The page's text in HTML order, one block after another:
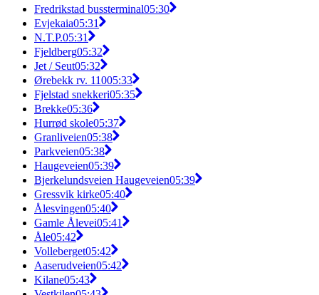
Fredrikstad bussterminal05:30
Evjekaia05:31
N.T.P.05:31
Fjeldberg05:32
Jet / Seut05:32
Ørebekk rv. 11005:33
Fjelstad snekkeri05:35
Brekke05:36
Hurrød skole05:37
Granliveien05:38
Parkveien05:38
Haugeveien05:39
Bjerkelundsveien Haugeveien05:39
Gressvik kirke05:40
Ålesvingen05:40
Gamle Ålevei05:41
Åle05:42
Volleberget05:42
Aaserudveien05:42
Kilane05:43